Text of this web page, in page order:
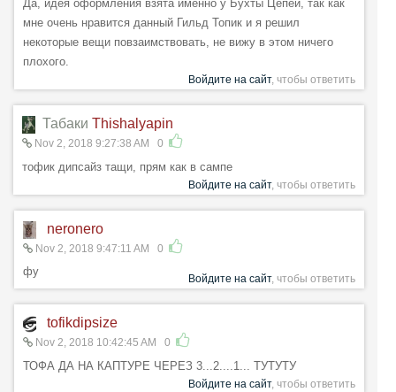
Да, идея оформления взята именно у Бухты Цепей, так как
мне очень нравится данный Гильд Топик и я решил
некоторые вещи повзаимствовать, не вижу в этом ничего
плохого.
Войдите на сайт, чтобы ответить
Табаки Thishalyapin
Nov 2, 2018 9:27:38 AM 0
тофик дипсайз тащи, прям как в сампе
Войдите на сайт, чтобы ответить
neronero
Nov 2, 2018 9:47:11 AM 0
фу
Войдите на сайт, чтобы ответить
tofikdipsize
Nov 2, 2018 10:42:45 AM 0
ТОФА ДА НА КАПТУРЕ ЧЕРЕЗ 3...2....1... ТУТУТУ
Войдите на сайт, чтобы ответить